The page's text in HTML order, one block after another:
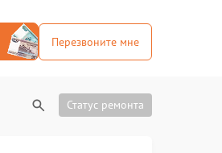
Перезвоните мне
Статус ремонта